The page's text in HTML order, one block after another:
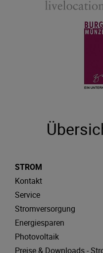
STROM
Kontakt
Service
Stromversorgung
Energiesparen
Photovoltaik
Preise & Downloads -